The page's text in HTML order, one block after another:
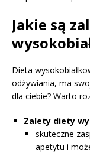
Jakie są
Dieta
odżywiania, ma
dla ciebie? Warto
Zalety diety
skuteczne
apetytu i